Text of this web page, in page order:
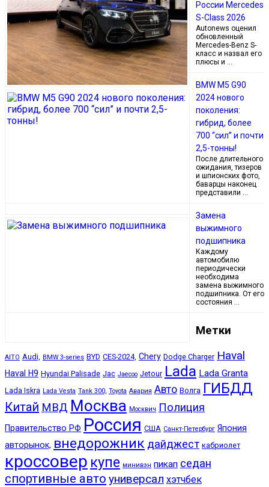
России Mercedes
S-Class 2026
Autonews оценил
обновленный
Mercedes-Benz S-
класс и назвал его
плюсы и …
BMW M5 G90
2024 нового
поколения:
гибрид, более
700 “сил” и почти
2,5-тонны!
После длительного
ожидания, тизеров
и шпионских фото,
баварцы наконец
представили …
Замена
выжимного
подшипника
Каждому
автомобилю
периодически
необходима
замена выжимного
подшипника. От его
состояния …
Метки
AITO Audi, BMW 3-series BYD CES-2024, Chery Dodge Charger Haval
Haval H9 Hyundai Palisade Jac Jaecoo Jetour Lada Lada Granta
Lada Iskra Lada Vesta Tank 300, Toyota Авария Авто Волга ГИБДД
Китай МВД Москва Москвич Полиция
Правительство РФ Россия США Санкт-Петербург Япония
авторынок, внедорожник дайджест кабриолет
кроссовер купе минивэн пикап седан
спортивные авто универсал хэтчбек